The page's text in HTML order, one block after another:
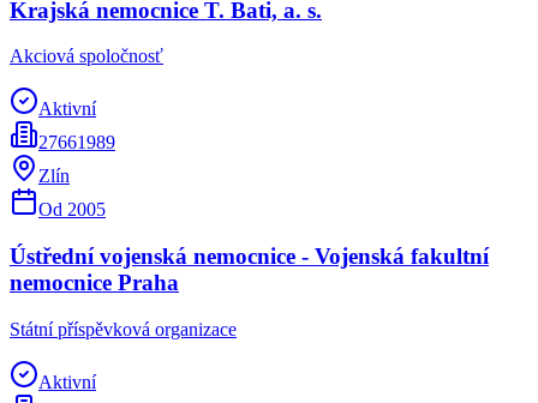
Krajská nemocnice T. Bati, a. s.
Akciová spoločnosť
Aktivní
27661989
Zlín
Od 2005
Ústřední vojenská nemocnice - Vojenská fakultní
nemocnice Praha
Státní příspěvková organizace
Aktivní